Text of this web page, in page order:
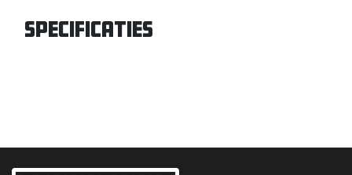
Belangrijkste Kenmerken en Voordelen:
Specificaties